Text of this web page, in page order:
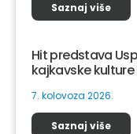
Saznaj više
Hit predstava
kajkavske
7. kolovoza 2026.
Saznaj više